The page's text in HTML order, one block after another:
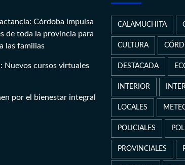
Córdoba impulsa
de toda la provincia para
las familias
Nuevos cursos virtuales
por el bienestar integral
CALAMUCHITA
CULTURA
DESTACADA
INTERIOR
LOCALES
POLICIALES
PROVINCIALES